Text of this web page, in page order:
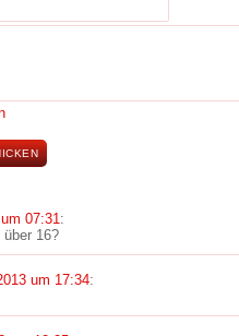
07:31:
über 16?
um 17:34: